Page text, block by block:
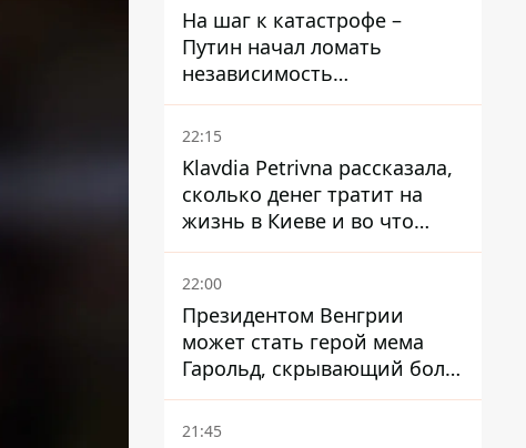
На шаг к катастрофе –
Путин начал ломать
независимость
собственного Центробанка,
заставив снизить базовую
ставку
22:15
Klavdia Petrivna рассказала,
сколько денег тратит на
жизнь в Киеве и во что
вкладывает миллионы
22:00
Президентом Венгрии
может стать герой мема
Гарольд, скрывающий боль
– он возглавил народное
голосование
21:45